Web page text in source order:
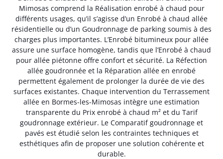
Mimosas comprend la Réalisation enrobé à chaud pour
différents usages, qu’il s’agisse d’un Enrobé à chaud allée
résidentielle ou d’un Goudronnage de parking soumis à des
charges plus importantes. L’Enrobé bitumineux pour allée
assure une surface homogène, tandis que l’Enrobé à chaud
pour allée piétonne offre confort et sécurité. La Réfection
allée goudronnée et la Réparation allée en enrobé
permettent également de prolonger la durée de vie des
surfaces existantes. Chaque intervention du Terrassement
allée en Bormes-les-Mimosas intègre une estimation
transparente du Prix enrobé à chaud m² et du Tarif
goudronnage extérieur. Le Comparatif goudronnage et
pavés est étudié selon les contraintes techniques et
esthétiques afin de proposer une solution cohérente et
durable.